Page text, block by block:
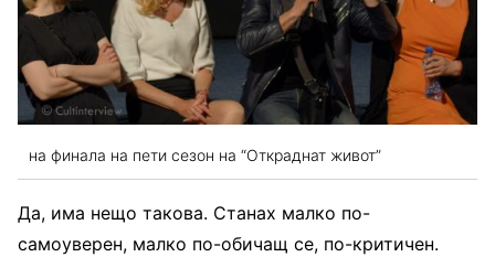
на финала на пети сезон на “Откраднат живот”
Да, има нещо такова. Станах малко по-
самоуверен, малко по-обичащ се, по-критичен.